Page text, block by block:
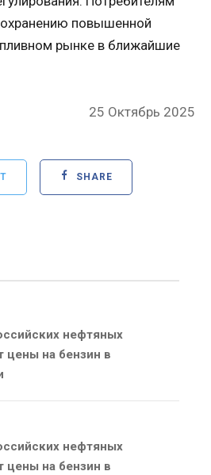
повышенной
рынке в ближайшие
Posted
25 Октябрь 2025
SHARE
нефтяных
цены на бензин в
нефтяных
цены на бензин в